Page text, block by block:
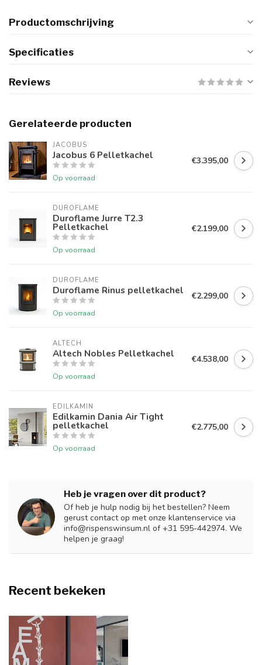
Productomschrijving
Specificaties
Reviews
Gerelateerde producten
JACOBUS
Jacobus 6 Pelletkachel
Op voorraad
€3.395,00
DUROFLAME
Duroflame Jurre T2.3
Pelletkachel
Op voorraad
€2.199,00
DUROFLAME
Duroflame Rinus pelletkachel
Op voorraad
€2.299,00
ALTECH
Altech Nobles Pelletkachel
Op voorraad
€4.538,00
EDILKAMIN
Edilkamin Dania Air Tight
pelletkachel
Op voorraad
€2.775,00
Heb je vragen over dit product?
Of heb je hulp nodig bij het bestellen? Neem
gerust contact op met onze klantenservice via
info@rispenswinsum.nl of +31 595-442974. We
helpen je graag!
Recent bekeken